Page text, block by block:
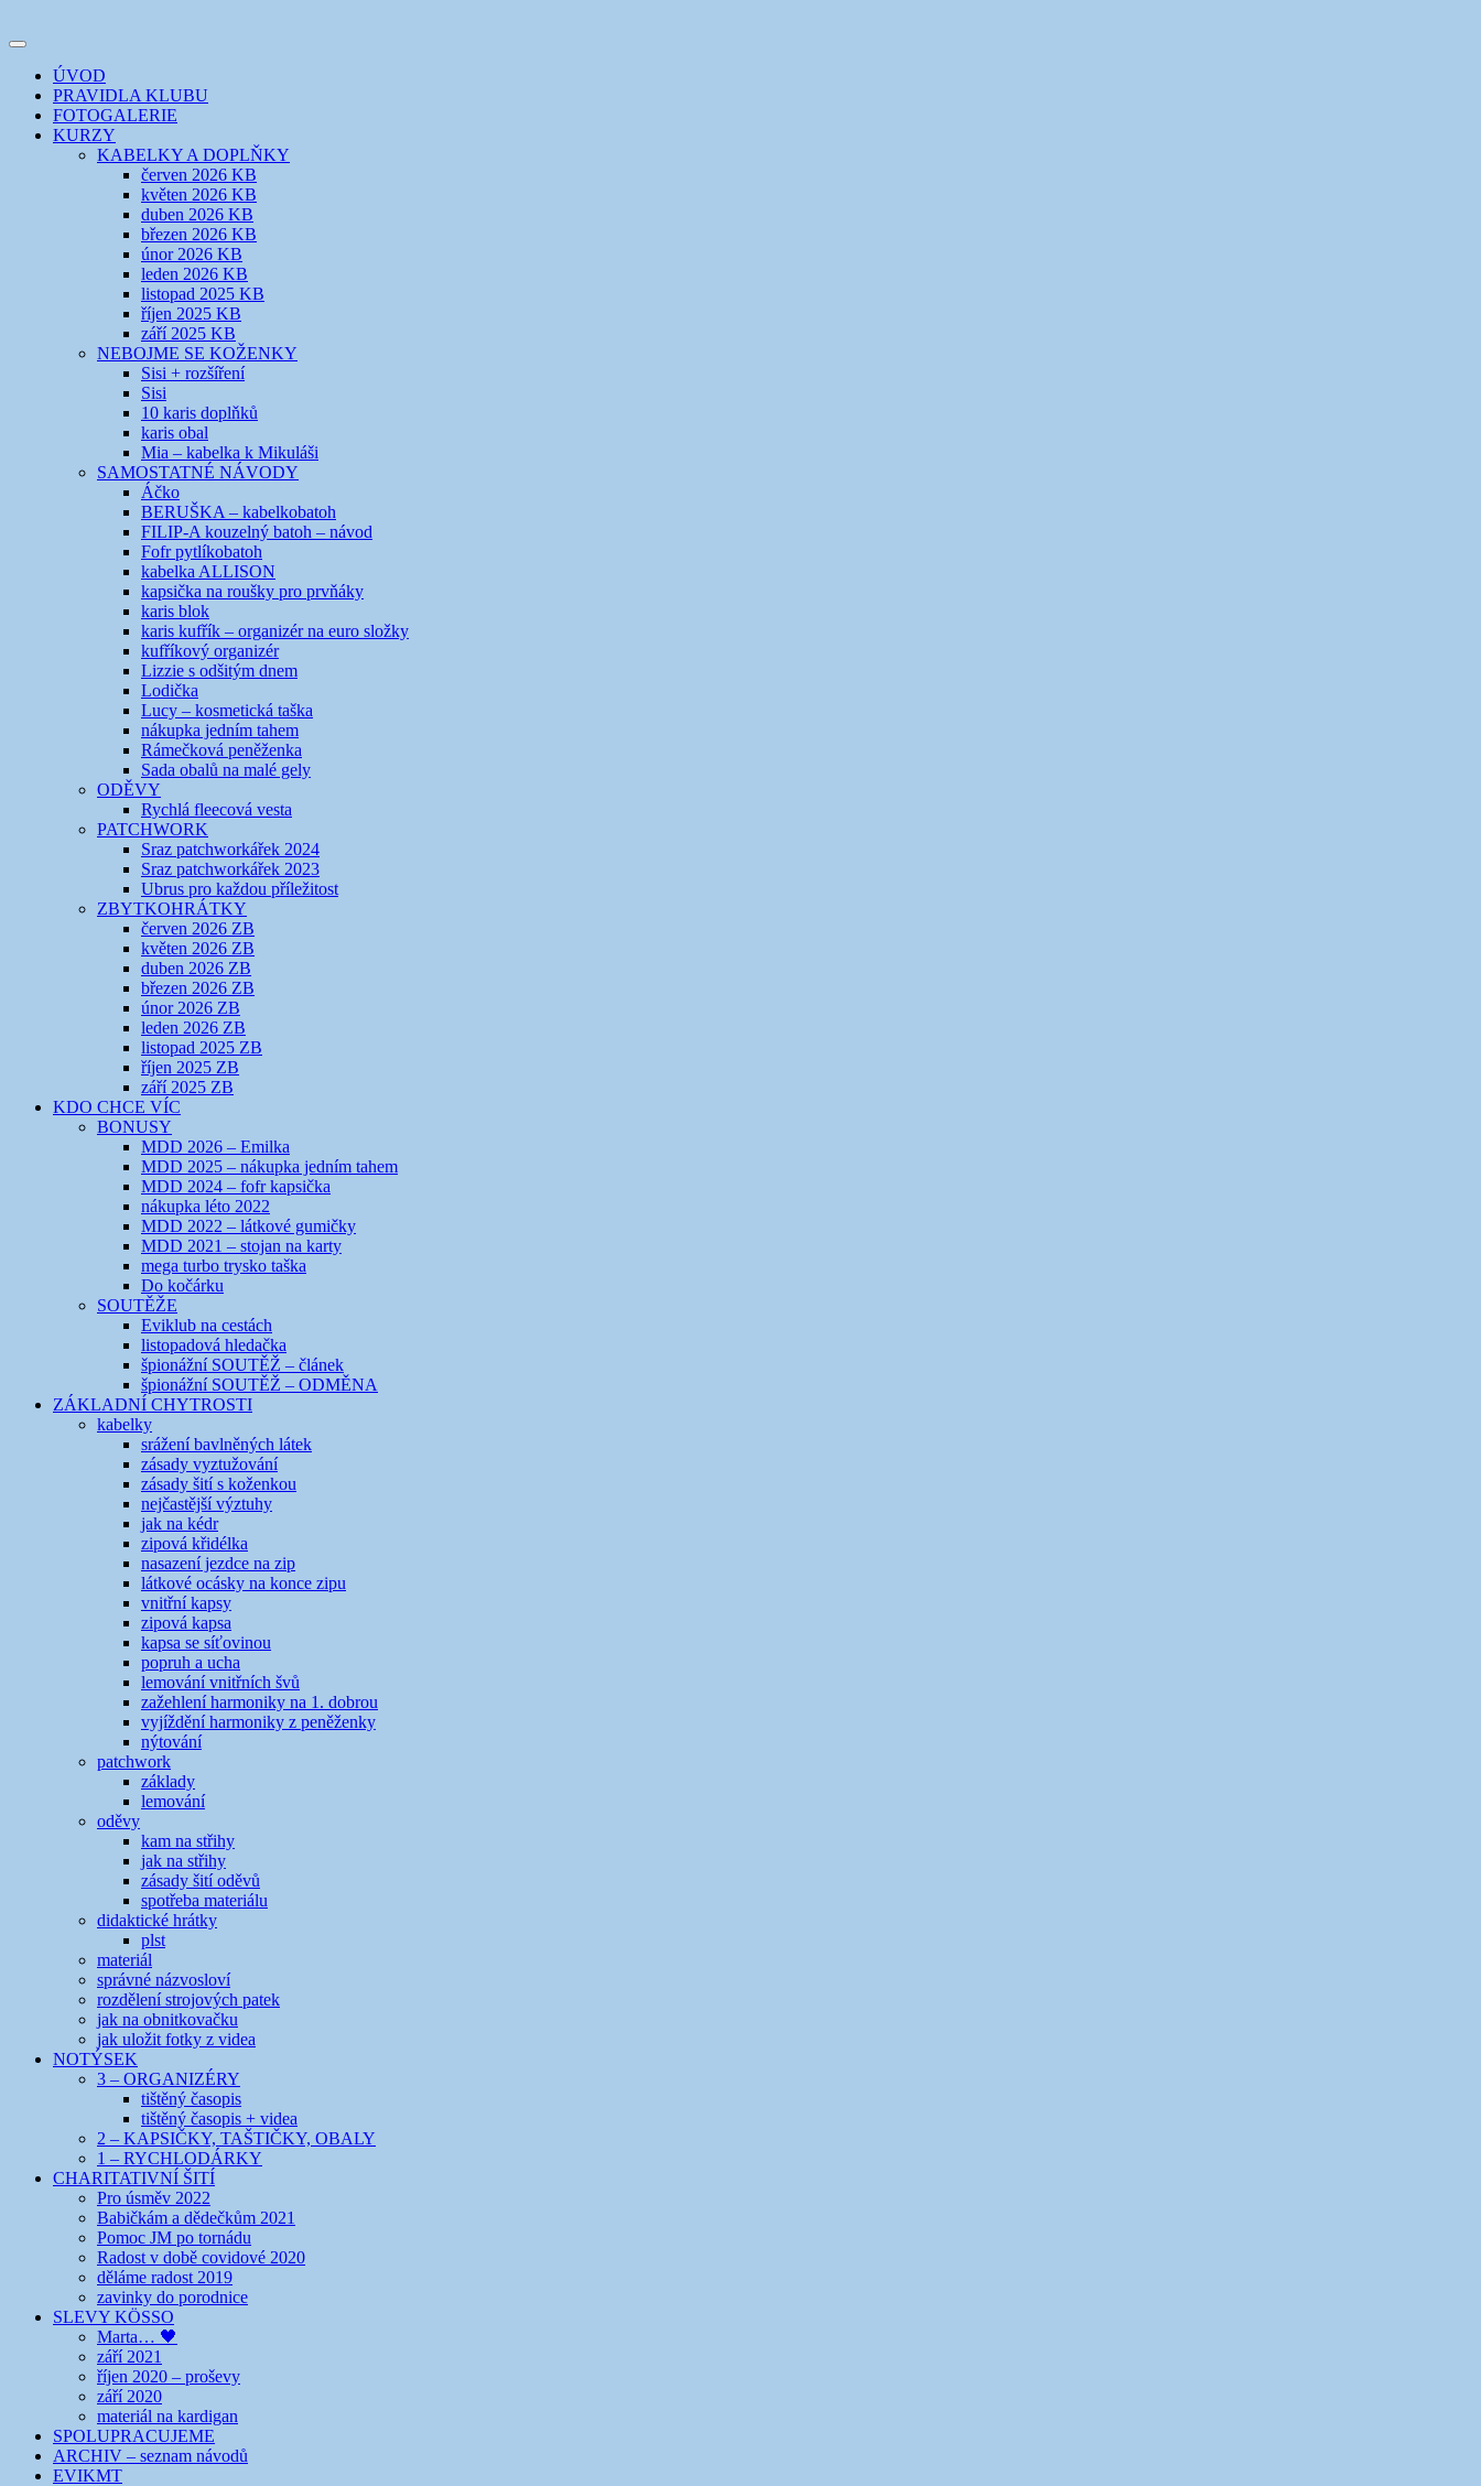
k
webuEVIKLUB
šicí klub
Toggle
navigation
ÚVOD
PRAVIDLA KLUBU
FOTOGALERIE
KURZY
KABELKY A DOPLŇKY
červen 2026 KB
květen 2026 KB
duben 2026 KB
březen 2026 KB
únor 2026 KB
leden 2026 KB
listopad 2025 KB
říjen 2025 KB
září 2025 KB
NEBOJME SE KOŽENKY
Sisi + rozšíření
Sisi
10 karis doplňků
karis obal
Mia – kabelka k Mikuláši
SAMOSTATNÉ NÁVODY
Áčko
BERUŠKA – kabelkobatoh
FILIP-A kouzelný batoh – návod
Fofr pytlíkobatoh
kabelka ALLISON
kapsička na roušky pro prvňáky
karis blok
karis kufřík – organizér na euro složky
kufříkový organizér
Lizzie s odšitým dnem
Lodička
Lucy – kosmetická taška
nákupka jedním tahem
Rámečková peněženka
Sada obalů na malé gely
ODĚVY
Rychlá fleecová vesta
PATCHWORK
Sraz patchworkářek 2024
Sraz patchworkářek 2023
Ubrus pro každou příležitost
ZBYTKOHRÁTKY
červen 2026 ZB
květen 2026 ZB
duben 2026 ZB
březen 2026 ZB
únor 2026 ZB
leden 2026 ZB
listopad 2025 ZB
říjen 2025 ZB
září 2025 ZB
KDO CHCE VÍC
BONUSY
MDD 2026 – Emilka
MDD 2025 – nákupka jedním tahem
MDD 2024 – fofr kapsička
nákupka léto 2022
MDD 2022 – látkové gumičky
MDD 2021 – stojan na karty
mega turbo trysko taška
Do kočárku
SOUTĚŽE
Eviklub na cestách
listopadová hledačka
špionážní SOUTĚŽ – článek
špionážní SOUTĚŽ – ODMĚNA
ZÁKLADNÍ CHYTROSTI
kabelky
srážení bavlněných látek
zásady vyztužování
zásady šití s koženkou
nejčastější výztuhy
jak na kédr
zipová křidélka
nasazení jezdce na zip
látkové ocásky na konce zipu
vnitřní kapsy
zipová kapsa
kapsa se síťovinou
popruh a ucha
lemování vnitřních švů
zažehlení harmoniky na 1. dobrou
vyjíždění harmoniky z peněženky
nýtování
patchwork
základy
lemování
oděvy
kam na střihy
jak na střihy
zásady šití oděvů
spotřeba materiálu
didaktické hrátky
plst
materiál
správné názvosloví
rozdělení strojových patek
jak na obnitkovačku
jak uložit fotky z videa
NOTÝSEK
3 – ORGANIZÉRY
tištěný časopis
tištěný časopis + videa
2 – KAPSIČKY, TAŠTIČKY, OBALY
1 – RYCHLODÁRKY
CHARITATIVNÍ ŠITÍ
Pro úsměv 2022
Babičkám a dědečkům 2021
Pomoc JM po tornádu
Radost v době covidové 2020
děláme radost 2019
zavinky do porodnice
SLEVY KÖSSO
Marta… 🖤
září 2021
říjen 2020 – proševy
září 2020
materiál na kardigan
SPOLUPRACUJEME
ARCHIV – seznam návodů
EVIKMT